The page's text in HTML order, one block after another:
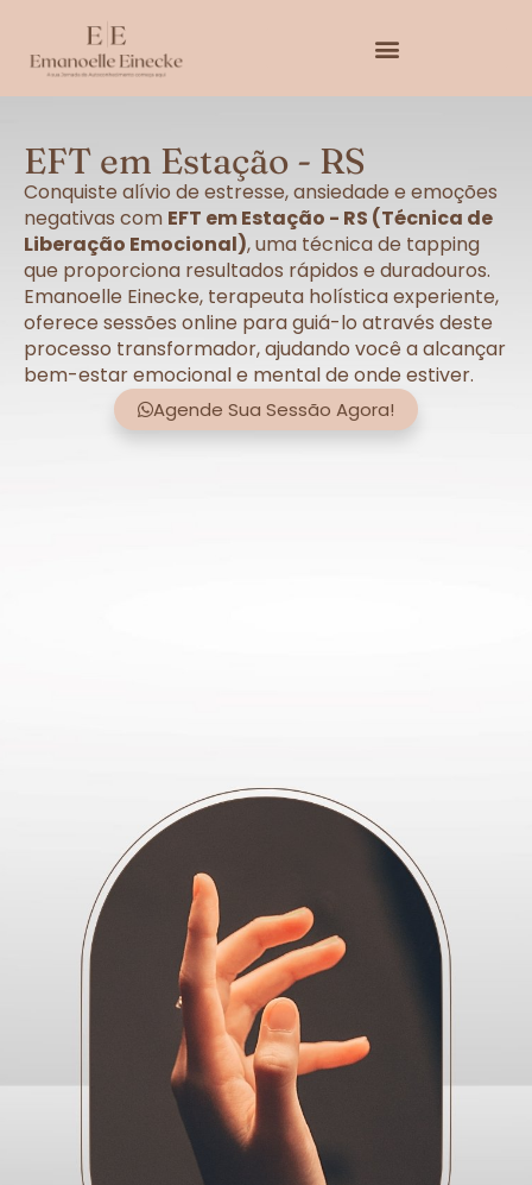
EFT em Estação - RS
Conquiste alívio de estresse, ansiedade e emoções
negativas com EFT em Estação - RS (Técnica de
Liberação Emocional), uma técnica de tapping
que proporciona resultados rápidos e duradouros.
Emanoelle Einecke, terapeuta holística experiente,
oferece sessões online para guiá-lo através deste
processo transformador, ajudando você a alcançar
bem-estar emocional e mental de onde estiver.
Agende Sua Sessão Agora!